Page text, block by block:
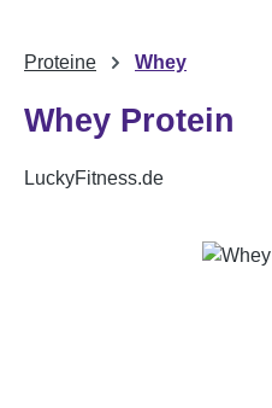
Proteine Whey
Whey Protein
LuckyFitness.de
Bildergalerie überspringen